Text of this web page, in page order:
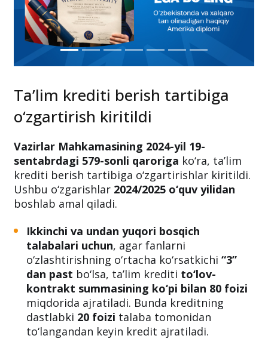
Ta’lim krediti berish tartibiga
o‘zgartirish kiritildi
Vazirlar Mahkamasining 2024-yil 19-
sentabrdagi 579-sonli qaroriga ko‘ra, ta’lim
krediti berish tartibiga o‘zgartirishlar kiritildi.
Ushbu o‘zgarishlar 2024/2025 o‘quv yilidan
boshlab amal qiladi.
Ikkinchi va undan yuqori bosqich
talabalari uchun, agar fanlarni
o‘zlashtirishning o‘rtacha ko‘rsatkichi “3”
dan past bo‘lsa, ta’lim krediti to‘lov-
kontrakt summasining ko‘pi bilan 80 foizi
miqdorida ajratiladi. Bunda kreditning
dastlabki 20 foizi talaba tomonidan
to‘langandan keyin kredit ajratiladi.